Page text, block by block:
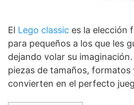
El Lego classic es la elección
para pequeños a los que les
dejando volar su
piezas de tamaños, formatos
convierten en el perfecto